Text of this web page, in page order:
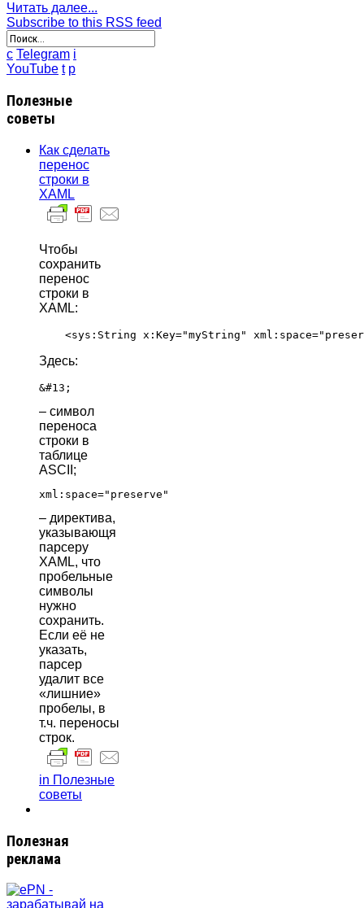
Читать далее...
Subscribe to this RSS feed
c Telegram i
YouTube t p
Полезные
советы
Как сделать
перенос
строки в
XAML
Чтобы
сохранить
перенос
строки в
XAML:
Здесь:
&#13;
– символ
переноса
строки в
таблице
ASCII;
xml:space="preserve"
– директива,
указывающя
парсеру
XAML, что
пробельные
символы
нужно
сохранить.
Если её не
указать,
парсер
удалит все
«лишние»
пробелы, в
т.ч. переносы
строк.
in Полезные
советы
Полезная
реклама